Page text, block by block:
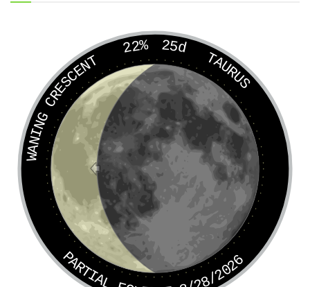
22% 25d
TAURUS
WANING CRESCENT
PARTIAL ECLIPSE 8/28/2026